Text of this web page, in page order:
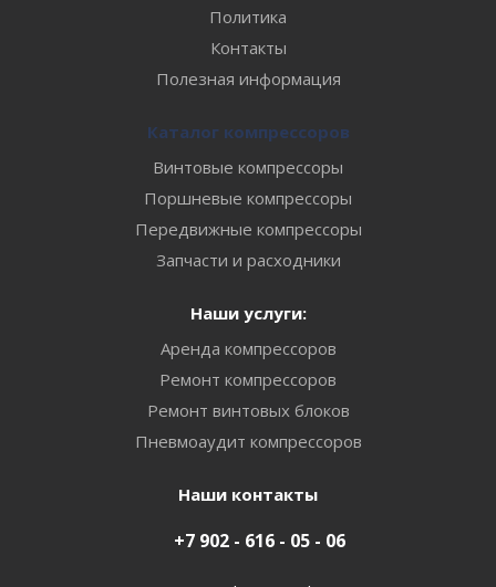
Политика
Контакты
Полезная информация
Каталог компрессоров
Винтовые компрессоры
Поршневые компрессоры
Передвижные компрессоры
Запчасти и расходники
Наши услуги:
Аренда компрессоров
Ремонт компрессоров
Ремонт винтовых блоков
Пневмоаудит компрессоров
Наши контакты
+7 902 - 616 - 05 - 06